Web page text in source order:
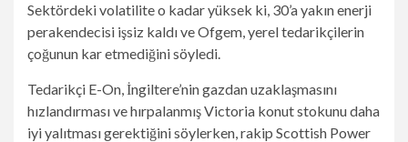
Sektördeki volatilite o kadar yüksek ki, 30’a yakın enerji
perakendecisi işsiz kaldı ve Ofgem, yerel tedarikçilerin
çoğunun kar etmediğini söyledi.
Tedarikçi E-On, İngiltere’nin gazdan uzaklaşmasını
hızlandırması ve hırpalanmış Victoria konut stokunu daha
iyi yalıtması gerektiğini söylerken, rakip Scottish Power